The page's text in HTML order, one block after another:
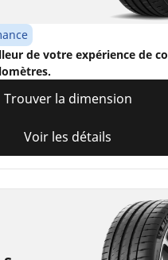
de votre expérience de
Trouver la dimension
Voir les détails